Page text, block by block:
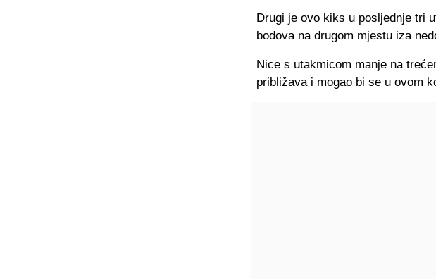
Drugi je ovo kiks u posljednje tri
bodova na drugom mjestu iza
Nice s utakmicom manje na
približava i mogao bi se u ovom